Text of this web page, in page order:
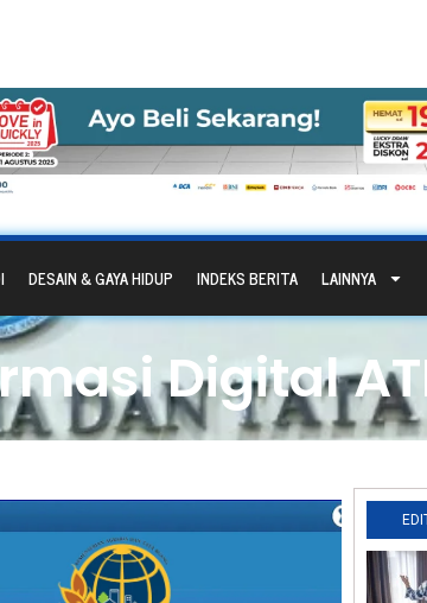
DESAIN & GAYA HIDUP INDEKS BERITA LAINNYA
Digital